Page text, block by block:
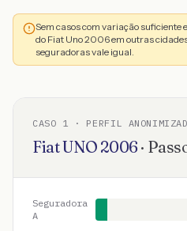
Sem casos com variação suficiente
do Fiat Uno 2006 em outras
seguradoras vale igual.
CASO 1 · PERFIL
FiatUNO 2006·
Seguradora
A